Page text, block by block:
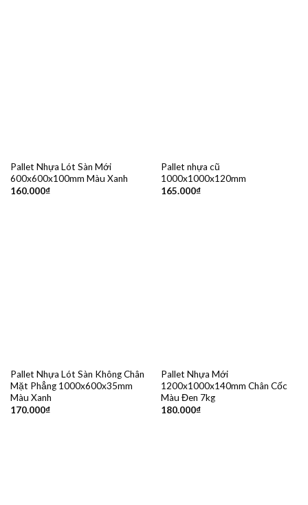
Pallet Nhựa Lót Sàn Mới
600x600x100mm Màu Xanh
160.000₫
Pallet nhựa cũ
1000x1000x120mm
165.000₫
Pallet Nhựa Lót Sàn Không Chân
Mặt Phẳng 1000x600x35mm
Màu Xanh
170.000₫
Pallet Nhựa Mới
1200x1000x140mm Chân Cốc
Màu Đen 7kg
180.000₫